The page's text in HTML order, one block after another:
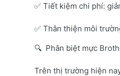
✅ Tiết kiệm chi phí:
✅ Thân thiện môi
🔍 Phân biệt mực
Trên thị trường hiện